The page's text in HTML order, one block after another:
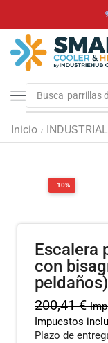
Busca parrillas
Inicio /
-10%
Escalera
con
peldaños)
200,41€
Impuestos
Plazo de